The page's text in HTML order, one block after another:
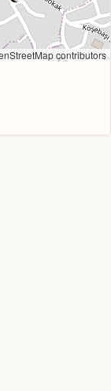
contributors